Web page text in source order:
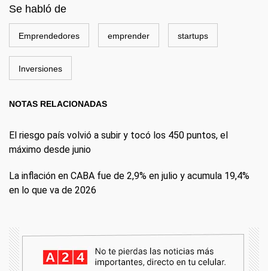
Se habló de
Emprendedores emprender startups
Inversiones
NOTAS RELACIONADAS
El riesgo país volvió a subir y tocó los 450 puntos, el
máximo desde junio
La inflación en CABA fue de 2,9% en julio y acumula 19,4%
en lo que va de 2026